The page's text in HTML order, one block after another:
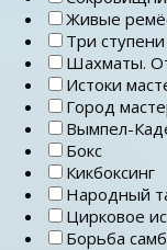
Живые
Три
Шахматы.
Истоки
Город
Вымпел-
Бокс
Кикбоксинг
Народный
Цирковое
Борьба